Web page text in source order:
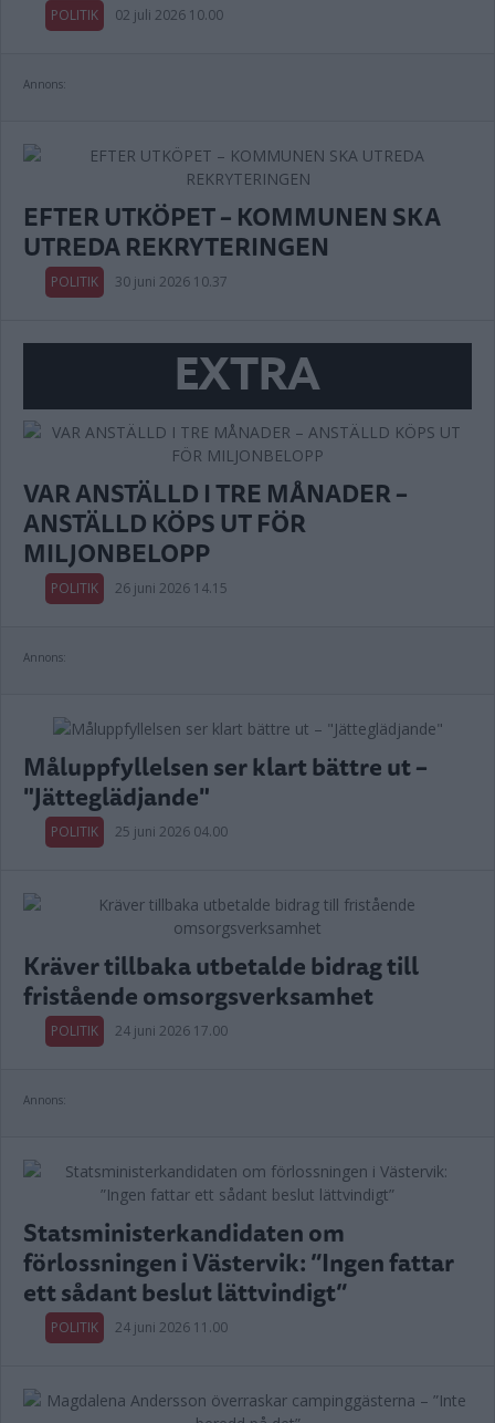
POLITIK 02 juli 2026 10.00
Annons:
EFTER UTKÖPET – KOMMUNEN SKA
UTREDA REKRYTERINGEN
POLITIK 30 juni 2026 10.37
EXTRA
VAR ANSTÄLLD I TRE MÅNADER –
ANSTÄLLD KÖPS UT FÖR
MILJONBELOPP
POLITIK 26 juni 2026 14.15
Annons:
Måluppfyllelsen ser klart bättre ut –
"Jätteglädjande"
POLITIK 25 juni 2026 04.00
Kräver tillbaka utbetalde bidrag till
fristående omsorgsverksamhet
POLITIK 24 juni 2026 17.00
Annons:
Statsministerkandidaten om
förlossningen i Västervik: ”Ingen fattar
ett sådant beslut lättvindigt”
POLITIK 24 juni 2026 11.00